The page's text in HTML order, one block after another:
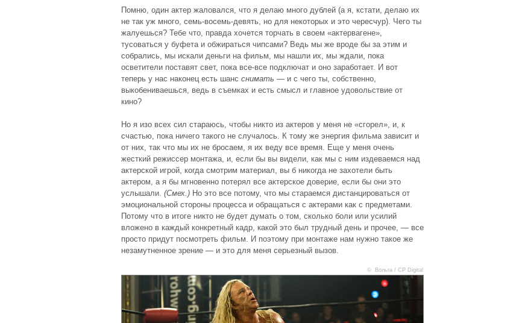
Помню, один актер жаловался, что я делаю много дублей (а я, кстати, делаю их
не так уж много, семь-восемь-девять, но для некоторых и это чересчур). Чего ты
жалуешься? Тебе что, правда хочется торчать в своем «актервагене»,
тусоваться у буфета и обжираться чипсами? Ведь мы же вроде бы за этим и
собрались, мы искали деньги на фильм, мы нашли их, мы ждали, пока
осветители поставят свет, пока все-все подключат и оно заработает. И вот
теперь у нас наконец есть шанс снимать — и с чего ты, собственно,
выкобениваешься, ведь в съемках и есть смысл и главное удовольствие от
кино?
Но я изо всех сил стараюсь, чтобы никто из актеров у меня не «сгорел», и, к
счастью, пока ничего такого не случалось. К тому же энергия фильма зависит и
от них, так что мы их не бросаем, я их веду все время. Еще у меня очень
жесткий режиссер монтажа, и, если бы вы видели, как мы с ним издеваемся над
актерской игрой, когда смотрим материал, вы б никогда не захотели быть
актером, а я бы мгновенно потерял все актерское доверие, если бы они это
услышали. (Смех.) Но это все потому, что мы стараемся дистанцироваться от
эмоциональной стороны процесса и обращаться с актерами как с предметами.
Потому что в итоге никто не будет думать о том, сколько боли или усилий
вложено в каждый конкретный кадр, какой это был трудный день и прочее, — все
просто придут посмотреть фильм. И поэтому при монтаже нам нужно такое же
незамутненное зрение — и это для меня серьезный вызов.
© Вольга / CP Digital